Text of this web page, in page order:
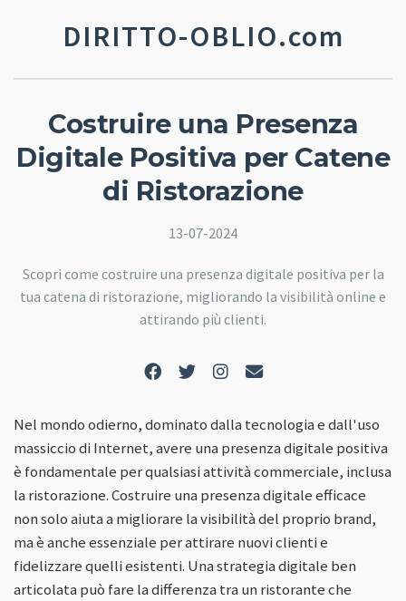
DIRITTO-OBLIO.com
Costruire una Presenza
Digitale Positiva per Catene
di Ristorazione
13-07-2024
Scopri come costruire una presenza digitale positiva per la
tua catena di ristorazione, migliorando la visibilità online e
attirando più clienti.
Nel mondo odierno, dominato dalla tecnologia e dall'uso
massiccio di Internet, avere una presenza digitale positiva
è fondamentale per qualsiasi attività commerciale, inclusa
la ristorazione. Costruire una presenza digitale efficace
non solo aiuta a migliorare la visibilità del proprio brand,
ma è anche essenziale per attirare nuovi clienti e
fidelizzare quelli esistenti. Una strategia digitale ben
articolata può fare la differenza tra un ristorante che